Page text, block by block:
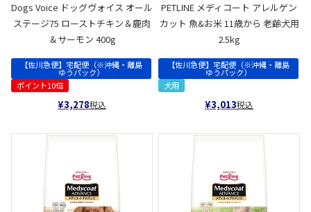
Dogs Voice ドッグヴォイス オール
ステージ75 ローストチキン＆鹿肉
＆サーモン 400g
【佐川急便】宅配便（※沖縄・離島
ゆうパック）
ポイント10倍
¥3,278税込
PETLINE メディコート アレルゲン
カット 魚&お米 11歳から 老齢犬用
2.5kg
【佐川急便】宅配便（※沖縄・離島
ゆうパック）
犬用
¥3,013税込